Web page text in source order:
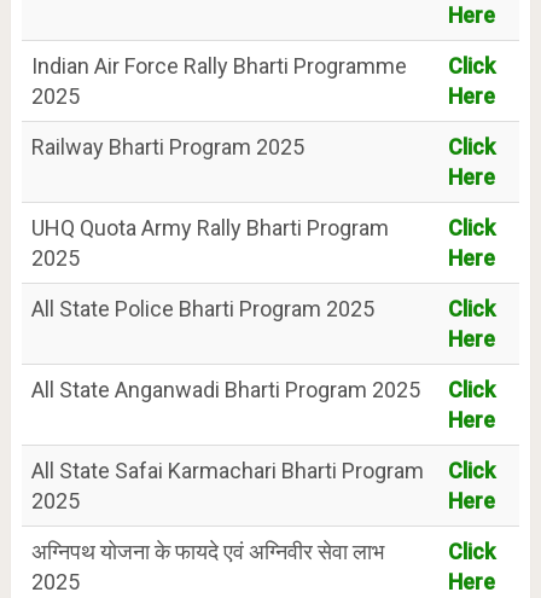
Here
Indian Air Force Rally Bharti Programme
2025
Click
Here
Railway Bharti Program 2025
Click
Here
UHQ Quota Army Rally Bharti Program
2025
Click
Here
All State Police Bharti Program 2025
Click
Here
All State Anganwadi Bharti Program 2025
Click
Here
All State Safai Karmachari Bharti Program
2025
Click
Here
अग्निपथ योजना के फायदे एवं अग्निवीर सेवा लाभ
2025
Click
Here